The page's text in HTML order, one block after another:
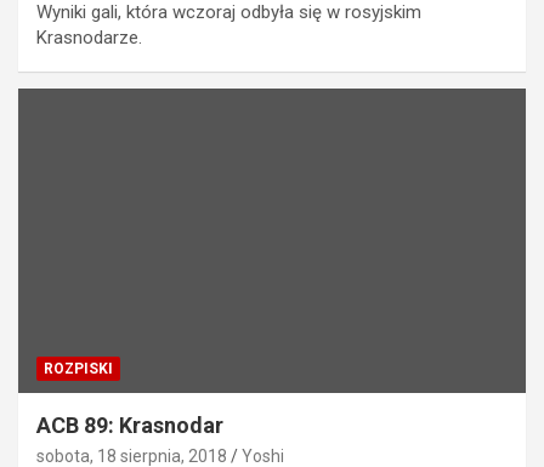
Wyniki gali, która wczoraj odbyła się w rosyjskim
Krasnodarze.
ROZPISKI
ACB 89: Krasnodar
sobota, 18 sierpnia, 2018 Yoshi